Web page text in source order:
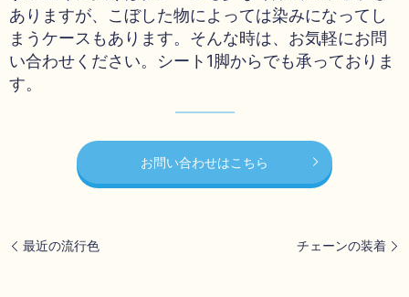
ありますが、こぼした物によっては染みになってし
まうケースもあります。そんな時は、お気軽にお問
い合わせください。シート1脚からでも承っておりま
す。
お問い合わせはこちら
最近の流行色 チェーンの装着